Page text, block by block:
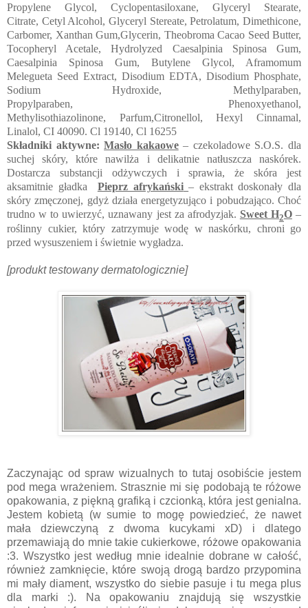
Propylene Glycol, Cyclopentasiloxane, Glyceryl Stearate,
Citrate, Cetyl Alcohol, Glyceryl Stereate, Petrolatum,Dimethicone,
Carbomer, Xanthan Gum,Glycerin, Theobroma Cacao Seed Butter,
Tocopheryl Acetale, Hydrolyzed Caesalpinia Spinosa Gum,
Caesalpinia Spinosa Gum, Butylene Glycol, Aframomum
Melegueta Seed Extract, Disodium EDTA, Disodium Phosphate,
Sodium Hydroxide, Methylparaben,
Propylparaben, Phenoxyethanol,
Methylisothiazolinone,
Parfum,Citronellol, Hexyl Cinnamal,
Linalol, CI 40090. Cl 19140, Cl 16255
Składniki aktywne: Masło kakaowe– czekoladowe S.O.S. dla
suchej skóry, które nawilża i delikatnie natłuszcza naskórek.
Dostarcza substancji odżywczych i sprawia, że skóra jest
aksamitnie gładka Pieprz afrykański – ekstrakt doskonały dla
skóry zmęczonej, gdyż działa energetyzująco i pobudzająco. Choć
trudno w to uwierzyć, uznawany jest za afrodyzjak. Sweet H2O–
roślinny cukier, który zatrzymuje wodę w naskórku, chroni go
przed wysuszeniem i świetnie wygładza.
[produkt testowany dermatologicznie]
Zaczynając od spraw wizualnych to tutaj osobiście jestem
pod mega wrażeniem. Strasznie mi się podobają te różowe
opakowania, z piękną grafiką i czcionką, która jest genialna.
Jestem kobietą (w sumie to mogę powiedzieć, że nawet
mała dziewczyną z dwoma kucykami xD) i dlatego
przemawiają do mnie takie cukierkowe, różowe opakowania
:3. Wszystko jest według mnie idealnie dobrane w całość,
również zamknięcie, które swoją drogą bardzo przypomina
mi mały diament, wszystko do siebie pasuje i tu mega plus
dla marki :). Na opakowaniu znajdują się wszystkie